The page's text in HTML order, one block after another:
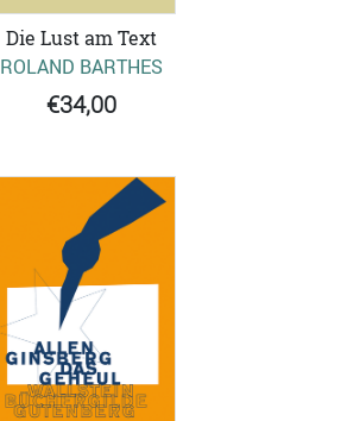
Die Lust am Text
ROLAND BARTHES
€34,00